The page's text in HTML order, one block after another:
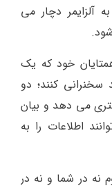
آلزایمر دچار می
خود که یک
سخنرانی کنند؛ دو
می دهد و بیان
اطلاعات را به
نه در شما و نه در